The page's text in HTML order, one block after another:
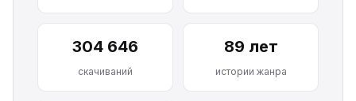
304 646
скачиваний
89 лет
истории жанра